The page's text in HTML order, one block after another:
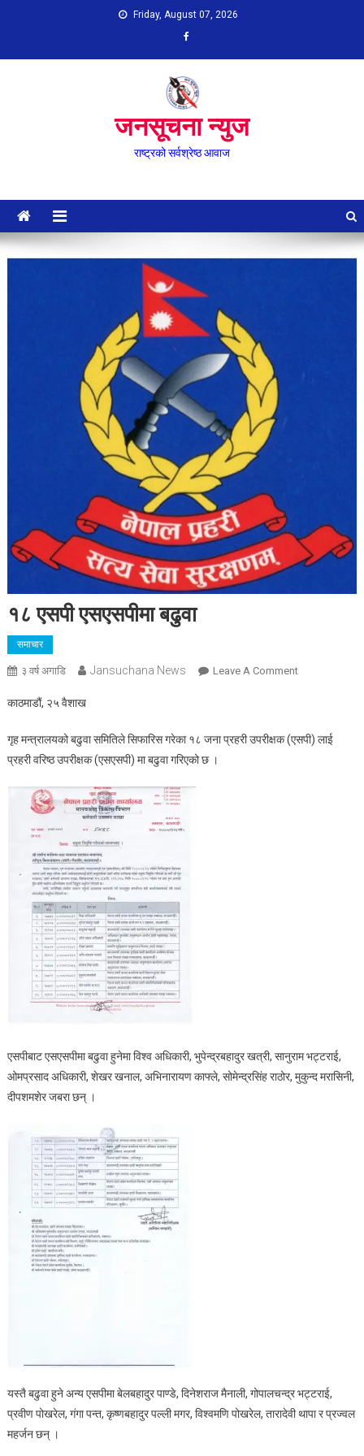
Friday, August 07, 2026
जनसूचना न्युज
राष्ट्रको सर्वश्रेष्ठ आवाज
१८ एसपी एसएसपीमा बढुवा
समाचार
३ वर्ष अगाडि Jansuchana News Leave A CommentOn
बढुवा
काठमाडौं, २५ वैशाख
गृह मन्त्रालयको बढुवा समितिले सिफारिस गरेका १८ जना प्रहरी उपरीक्षक (एसपी) लाई
प्रहरी वरिष्ठ उपरीक्षक (एसएसपी) मा बढुवा गरिएको छ ।
एसपीबाट एसएसपीमा बढुवा हुनेमा विश्व अधिकारी, भुपेन्द्रबहादुर खत्री, सानुराम भट्टराई,
ओमप्रसाद अधिकारी, शेखर खनाल, अभिनारायण काफ्ले, सोमेन्द्रसिंह राठोर, मुकुन्द मरासिनी,
दीपशमशेर जबरा छन् ।
यस्तै बढुवा हुने अन्य एसपीमा बेलबहादुर पाण्डे, दिनेशराज मैनाली, गोपालचन्द्र भट्टराई,
प्रवीण पोखरेल, गंगा पन्त, कृष्णबहादुर पल्ली मगर, विश्वमणि पोखरेल, तारादेवी थापा र प्रज्वल
महर्जन छन् ।